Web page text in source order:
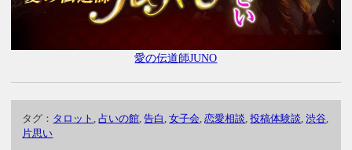
愛の伝道師JUNO
タグ： タロット ,占いの館,告白 ,女子会,恋愛相談,投稿体験談,渋谷,
片思い